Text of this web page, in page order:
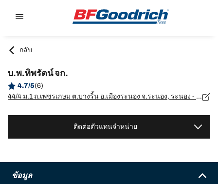
กลับ
บ.พ.ทิพรัตน์ จก.
4.7/5(6)
44/4 ม.1 ถ.เพชรเกษม ต.บางริ้น อ.เมืองระนอง จ.ระนอง, ระนอง - 85000
ติดต่อตัวแทนจำหน่าย
ข้อมูล